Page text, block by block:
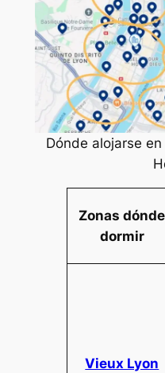
Dónde alojarse
Zonas dónde
dormir
Vieux Lyon